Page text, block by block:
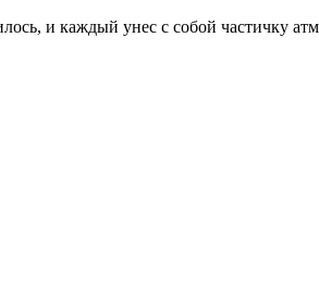
и каждый унес с собой частичку